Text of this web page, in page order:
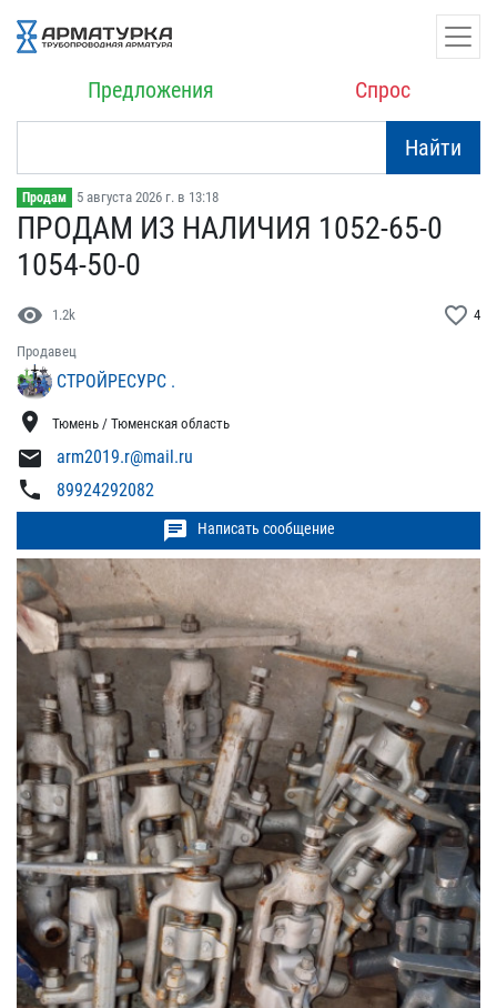
Предложения Спрос
Найти
Продам 5 августа 2026 г. в 13:18
ПРОДАМ ИЗ НАЛИЧИЯ 1052-6​5-0
1054-50-0
visibility 1.2k favorite_border 4
Продавец
СТРОЙРЕСУРС .
location_on Тюмень / Тюменская область
mail arm2019.r@mail.ru
phone 89924292082
chat Написать сообщение